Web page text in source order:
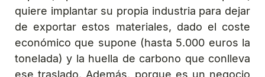
quiere implantar su propia industria para dejar
de exportar estos materiales, dado el coste
económico que supone (hasta 5.000 euros la
tonelada) y la huella de carbono que conlleva
ese traslado. Además, porque es un negocio